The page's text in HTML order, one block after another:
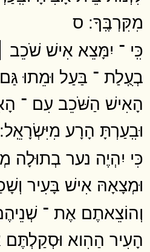
מִקִּרְבֶּֽךָ ׃ ס
כִּֽי ־ יִמָּצֵא אִישׁ
בְעֻֽלַת ־ בַּעַל וּמֵתוּ
הָאִישׁ הַשֹּׁכֵב עִם ־
וּבִֽעַרְתָּ הָרָע מִיִּשְׂרָאֵֽל
כִּי יִהְיֶה נער
וּמְצָאָהּ אִישׁ בָּעִיר
וְהוֹצֵאתֶם אֶת ־
הָעִיר הַהִוא